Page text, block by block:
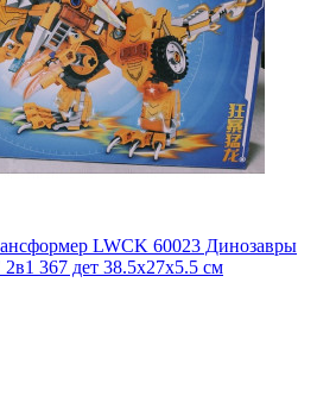
LWCK 60023 Динозавры
367 дет 38.5x27x5.5 см